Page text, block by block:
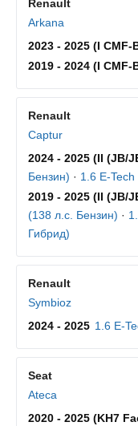
Renault
Arkana
2023 - 2025 (I CMF-
2019 - 2024 (I CMF-
Renault
Captur
2024 - 2025 (II (JB/
Бензин) · 1.6 E-
2019 - 2025 (II (JB/
(138 л.с. Бензин) ·
Гибрид)
Renault
Symbioz
2024 - 2025 1.6 E-
Seat
Ateca
2020 - 2025 (KH7